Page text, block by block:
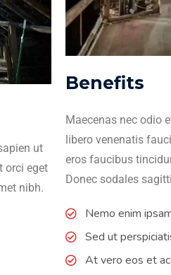
ut
orci eget
nibh.
Benefits
Maecenas nec odio
libero venenatis
eros faucibus
Donec sodales
Nemo enim
Sed ut
At vero eos et